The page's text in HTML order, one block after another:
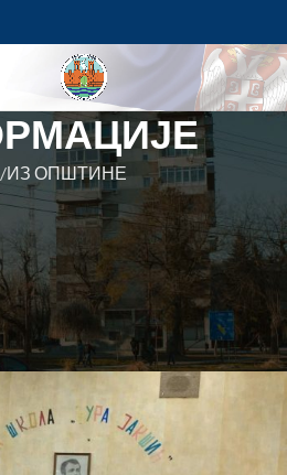
ИЗ ОПШТИНЕ
ОПШТИНЕ
ДОНАЦИЈА
САВЕТА
ШКОЛИ
On 18. oktobar 2022.